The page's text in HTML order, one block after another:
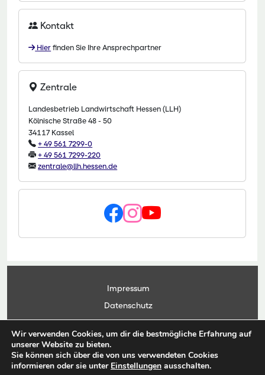
Kontakt
Hier finden Sie Ihre Ansprechpartner
Zentrale
Landesbetrieb Landwirtschaft Hessen (LLH)
Kölnische Straße 48 - 50
34117 Kassel
+ 49 561 7299-0
+ 49 561 7299-220
zentrale@llh.hessen.de
Impressum
Datenschutz
Kontakt
Anwendungsportal
Wir verwenden Cookies, um dir die bestmögliche Erfahrung auf
unserer Website zu bieten.
Sie können sich über die von uns verwendeten Cookies
informieren oder sie unter Einstellungen ausschalten.